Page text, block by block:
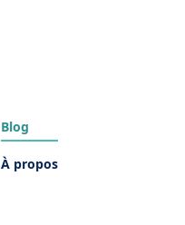
Blog
À propos